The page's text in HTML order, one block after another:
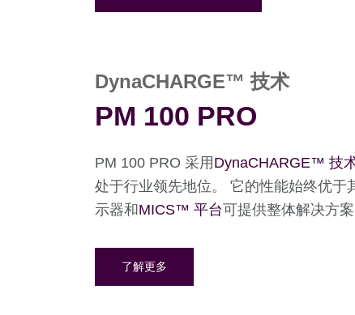
DynaCHARGE™ 技术
PM 100 PRO
PM 100 PRO 采用 DynaCHARGE™ 技
处于行业领先地位。 它的性能始终优于
示器和MICS™ 平台可提供整体解决方案
了解更多